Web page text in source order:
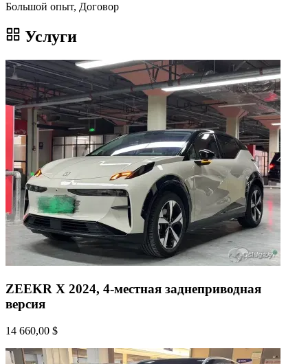
Большой опыт, Договор
Услуги
ZEEKR X 2024, 4-местная заднеприводная
версия
14 660,00 $